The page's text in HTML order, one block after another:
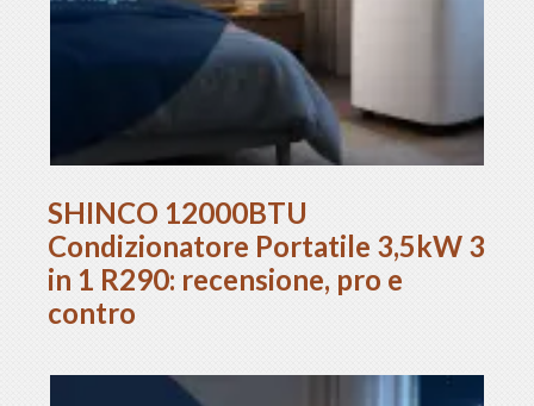
SHINCO 12000BTU
Condizionatore Portatile 3,5kW 3
in 1 R290: recensione, pro e
contro